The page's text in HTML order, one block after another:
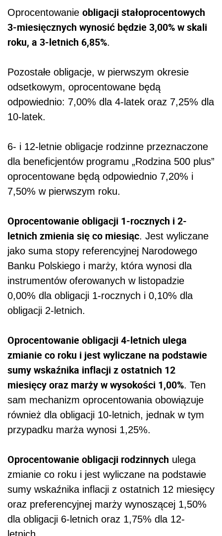
Oprocentowanie obligacji stałoprocentowych
3-miesięcznych wynosić będzie 3,00% w skali
roku, a 3-letnich 6,85%.
Pozostałe obligacje, w pierwszym okresie
odsetkowym, oprocentowane będą
odpowiednio: 7,00% dla 4-latek oraz 7,25% dla
10-latek.
6- i 12-letnie obligacje rodzinne przeznaczone
dla beneficjentów programu „Rodzina 500 plus”
oprocentowane będą odpowiednio 7,20% i
7,50% w pierwszym roku.
Oprocentowanie obligacji 1-rocznych i 2-
letnich zmienia się co miesiąc. Jest wyliczane
jako suma stopy referencyjnej Narodowego
Banku Polskiego i marży, która wynosi dla
instrumentów oferowanych w listopadzie
0,00% dla obligacji 1-rocznych i 0,10% dla
obligacji 2-letnich.
Oprocentowanie obligacji 4-letnich ulega
zmianie co roku i jest wyliczane na podstawie
sumy wskaźnika inflacji z ostatnich 12
miesięcy oraz marży w wysokości 1,00%. Ten
sam mechanizm oprocentowania obowiązuje
również dla obligacji 10-letnich, jednak w tym
przypadku marża wynosi 1,25%.
Oprocentowanie obligacji rodzinnych ulega
zmianie co roku i jest wyliczane na podstawie
sumy wskaźnika inflacji z ostatnich 12 miesięcy
oraz preferencyjnej marży wynoszącej 1,50%
dla obligacji 6-letnich oraz 1,75% dla 12-